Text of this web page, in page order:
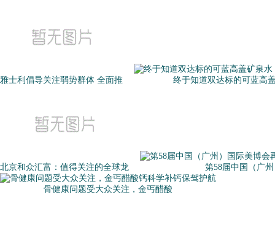
雅士利倡导关注弱势群体 全面推 终于知道双达标的可蓝高
北京和众汇富：值得关注的全球龙 第58届中国（广
骨健康问题受大众关注，金丐醋酸